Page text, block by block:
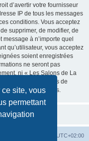
site, vous
permettant
d’avertir votre fournisseur
IP de tous les messages
conditions. Vous acceptez
supprimer, de modifier, de
à n’importe quel
qu’utilisateur, vous acceptez
soient enregistrées
ne seront pas
ni « Les Salons de La
responsables en cas de
vos données.
UTC+02:00